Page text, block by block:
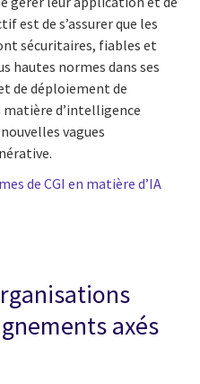
est de s’assurer que les
sécuritaires, fiables et
hautes normes dans ses
de déploiement de
d’intelligence
vagues
de CGI en matière d’IA
axés